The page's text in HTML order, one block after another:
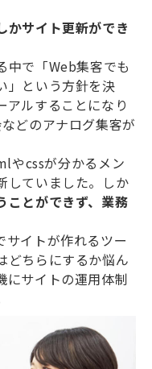
サイト更新ができ
中で「Web集客でも
」という方針を決
アルすることになり
どのアナログ集客が
やcssが分かるメン
していました。しか
ことができず、業務
サイトが作れるツー
どちらにするか悩ん
にサイトの運用体制